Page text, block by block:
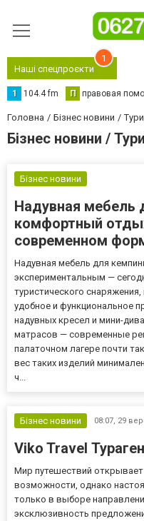
Наші спецпроєкти
1
1 104.4 fm П правовая
Головна Бізнес новини
Бізнес новини /
Бізнес новини
Надувная мебель
комфортный
современном
Надувная мебель для
экспериментальным —
туристического
удобное и функциональное
надувных кресел и мини-
матрасов — современные
палаточном лагере почти
вес таких изделий
ч...
Бізнес новини 08:07, 29
Viko Travel
Мир путешествий
возможности, однако
только в выборе
эксклюзивность